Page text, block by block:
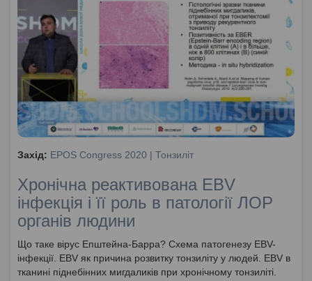
Захід: EPOS Congress 2020 | Тонзиліт
Хронічна реактивована EBV
інфекція і її роль в патології ЛОР
органів людини
Що таке вірус Епштейна-Барра? Схема патогенезу EBV-
інфекції. EBV як причина розвитку тонзиліту у людей. EBV в
тканині піднебінних мигдаликів при хронічному тонзиліті.